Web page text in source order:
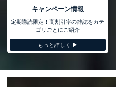
キャンペーン情報
定期購読限定！高割引率の雑誌をカテ
ゴリごとにご紹介
もっと詳しく ▶︎